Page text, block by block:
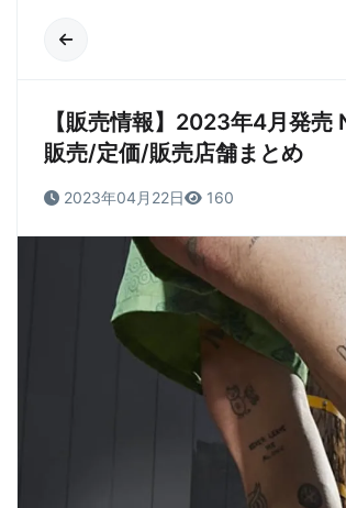
【販売情報】2023年4月発
販売/定価/販売店舗まとめ
2023年04月22日 160